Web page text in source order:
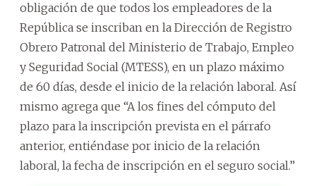
obligación de que todos los empleadores de la
República se inscriban en la Dirección de Registro
Obrero Patronal del Ministerio de Trabajo, Empleo
y Seguridad Social (MTESS), en un plazo máximo
de 60 días, desde el inicio de la relación laboral. Así
mismo agrega que “A los fines del cómputo del
plazo para la inscripción prevista en el párrafo
anterior, entiéndase por inicio de la relación
laboral, la fecha de inscripción en el seguro social.”